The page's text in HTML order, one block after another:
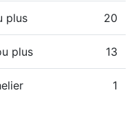
plus 20
plus 13
1